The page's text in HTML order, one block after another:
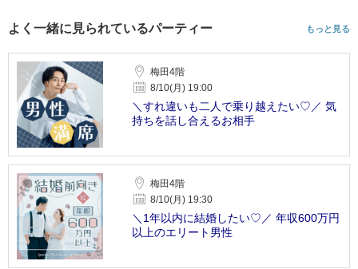
よく一緒に見られているパーティー もっと見る
梅田4階
8/10(月) 19:00
＼すれ違いも二人で乗り越えたい♡／ 気
持ちを話し合えるお相手
梅田4階
8/10(月) 19:30
＼1年以内に結婚したい♡／ 年収600万円
以上のエリート男性